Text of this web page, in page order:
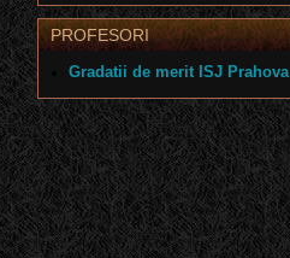
PROFESORI
Gradatii de merit ISJ Prahova